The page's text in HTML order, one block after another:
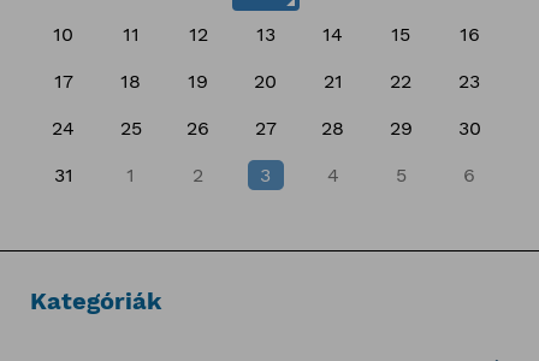
10 11 12 13 14 15 16
17 18 19 20 21 22 23
24 25 26 27 28 29 30
31 1 2 3 4 5 6
Kategóriák